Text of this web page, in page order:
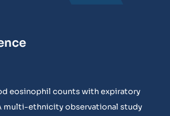
eosinophil counts with expiratory
multi-ethnicity observational study